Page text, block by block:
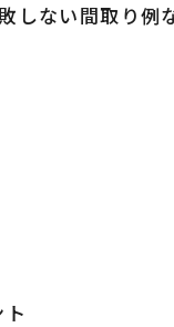
しない間取り例